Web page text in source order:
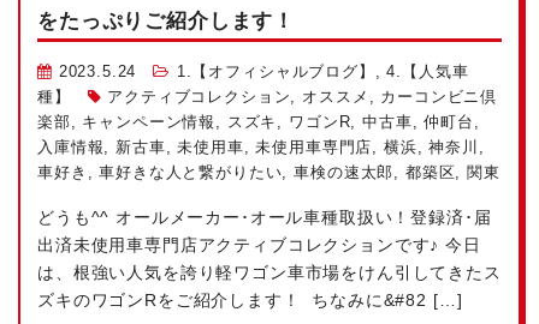
をたっぷりご紹介します！
2023.5.24 1.【オフィシャルブログ】 ,4.【人気車
種】
アクティブコレクション オススメ
カーコンビニ倶
楽部
キャンペーン情報 スズキ ワゴンR ,中古車 ,仲町台
入庫情報
新古車 ,未使用車 ,未使用車専門店 横浜 ,神奈川
車好き
,車好きな人と繋がりたい ,車検の速太郎 都築区 関東
どうも^^ オールメーカー･オール車種取扱い！登録済･届
出済未使用車専門店アクティブコレクションです♪ 今日
は、根強い人気を誇り軽ワゴン車市場をけん引してきたス
ズキのワゴンRをご紹介します！ ちなみに&#82 […]